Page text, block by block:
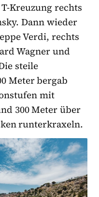
Kreuzung rechts
Dann wieder
Verdi, rechts
Wagner und
steile
Meter bergab
mit
300 Meter über
runterkraxeln.